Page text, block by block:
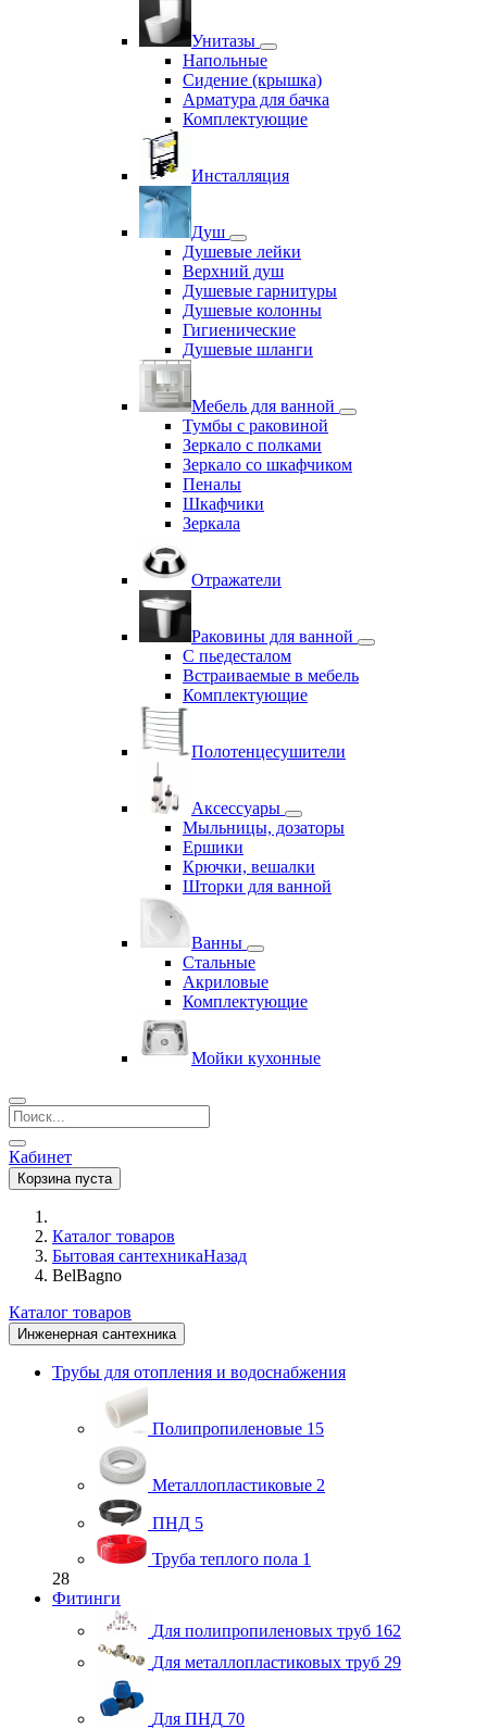
Унитазы
Напольные
Сидение (крышка)
Арматура для бачка
Комплектующие
Инсталляция
Душ
Душевые лейки
Верхний душ
Душевые гарнитуры
Душевые колонны
Гигиенические
Душевые шланги
Мебель для ванной
Тумбы с раковиной
Зеркало с полками
Зеркало со шкафчиком
Пеналы
Шкафчики
Зеркала
Отражатели
Раковины для ванной
С пьедесталом
Встраиваемые в мебель
Комплектующие
Полотенцесушители
Аксессуары
Мыльницы, дозаторы
Ершики
Крючки, вешалки
Шторки для ванной
Ванны
Стальные
Акриловые
Комплектующие
Мойки кухонные
Кабинет
Корзина пуста
Каталог товаров
Бытовая сантехникаНазад
BelBagno
Каталог товаров
Инженерная сантехника
Трубы для отопления и водоснабжения
Полипропиленовые 15
Металлопластиковые 2
ПНД 5
Труба теплого пола 1
28
Фитинги
Для полипропиленовых труб 162
Для металлопластиковых труб 29
Для ПНД 70